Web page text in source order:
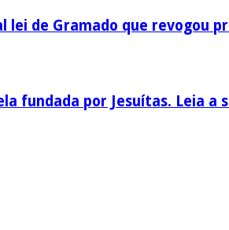
lei de Gramado que revogou
fundada por Jesuítas. Leia